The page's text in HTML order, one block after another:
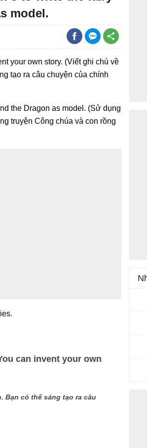
model.
your own story. (Viết ghi chú về
tạo ra câu chuyện của chính
the Dragon as model. (Sử dụng
truyện Công chúa và con rồng
can invent your own
Bạn có thể sáng tạo ra câu